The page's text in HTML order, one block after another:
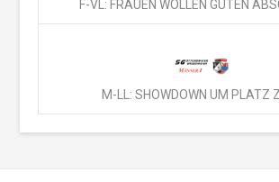
F-VL: FRAUEN WOLLEN GUTEN
M-LL: SHOWDOWN UM PLATZ